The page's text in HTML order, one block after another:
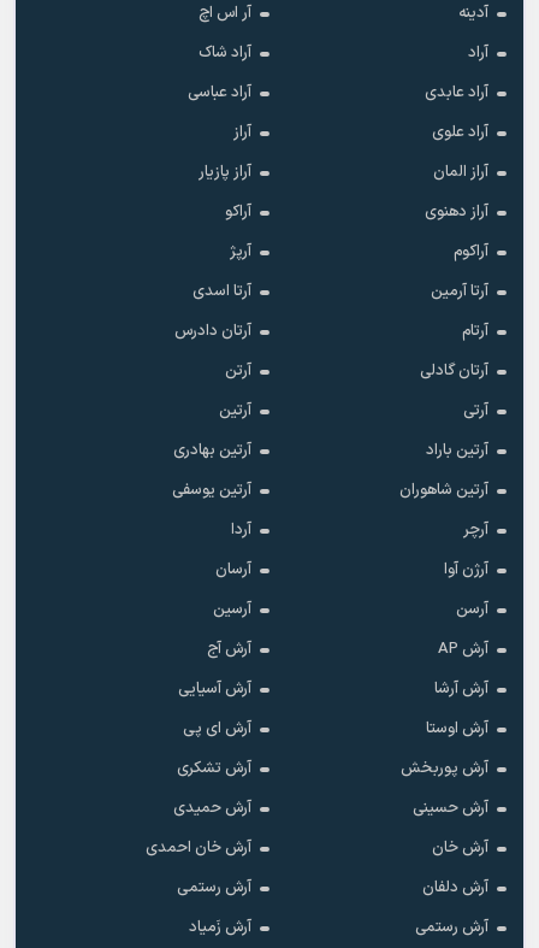
آدینه
آر اس اچ
آراد
آراد شاک
آراد عابدی
آراد عباسی
آراد علوی
آراز
آراز المان
آراز پازیار
آراز دهنوی
آراکو
آراکوم
آرپژ
آرتا آرمین
آرتا اسدی
آرتام
آرتان دادرس
آرتان گادلی
آرتن
آرتی
آرتین
آرتین باراد
آرتین بهادری
آرتین شاهوران
آرتین یوسفی
آرچر
آردا
آرژن آوا
آرسان
آرسن
آرسین
آرش AP
آرش آج
آرش آرشا
آرش آسیایی
آرش اوستا
آرش ای پی
آرش پوربخش
آرش تشکری
آرش حسینی
آرش حمیدی
آرش خان
آرش خان احمدی
آرش دلفان
آرش رستمى
آرش رستمی
آرش زَمیاد